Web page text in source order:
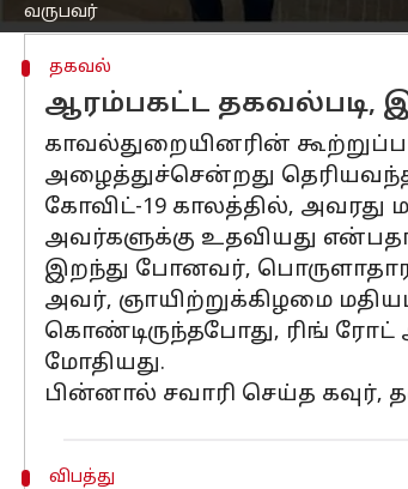
வருபவர்
தகவல்
ஆரம்பகட்ட தகவல்படி,
காவல்துறையினரின்
அழைத்துச்சென்றது
கோவிட்-19 காலத்தில்,
அவர்களுக்கு உதவியது
இறந்து போனவர்,
அவர், ஞாயிற்றுக்கிழமை
கொண்டிருந்தபோது, ​​ரிங் ரோட்
மோதியது.
பின்னால் சவாரி செய்த
விபத்து